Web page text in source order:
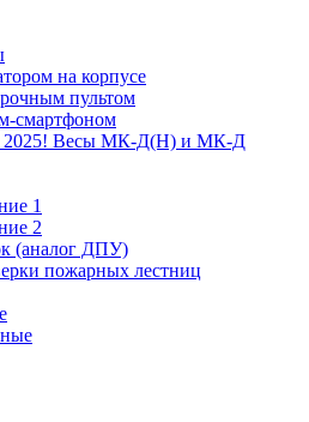
на корпусе
пультом
смартфоном
2025! Весы МК-Д(Н) и МК-Д
1
2
(аналог ДПУ)
пожарных лестниц